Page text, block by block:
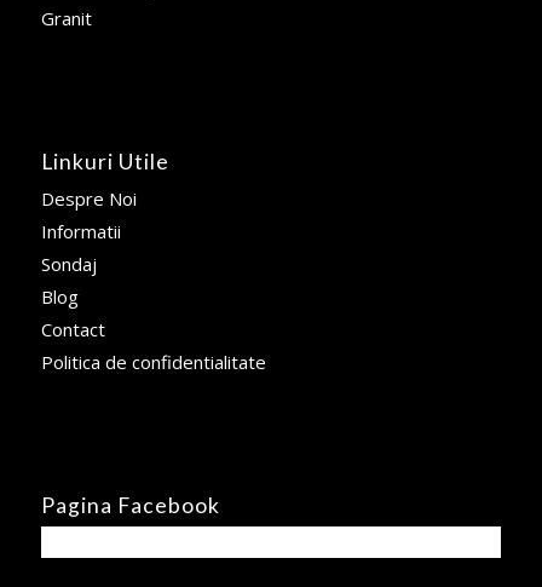
Granit
Linkuri Utile
Despre Noi
Informatii
Sondaj
Blog
Contact
Politica de confidentialitate
Pagina Facebook